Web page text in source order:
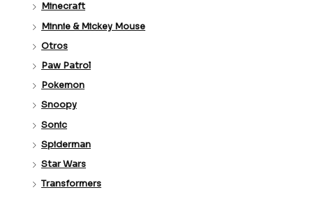
Minecraft
Minnie & Mickey Mouse
Otros
Paw Patrol
Pokemon
Snoopy
Sonic
Spiderman
Star Wars
Transformers